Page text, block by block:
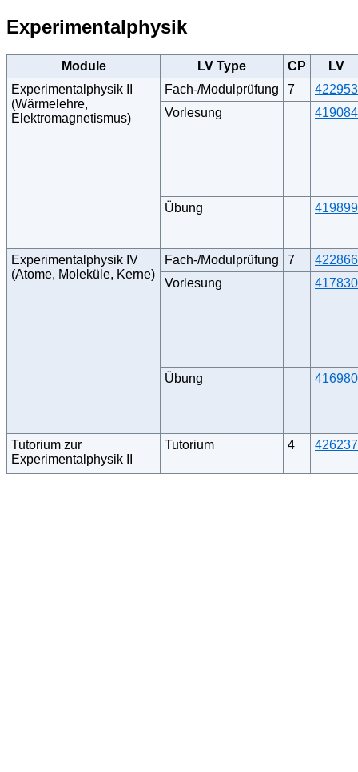
Experimentalphysik
Module LV Type CP
LV
Experimentalphysik II
(Wärmelehre,
Elektromagnetismus)
Fach-/Modulprüfung 7
422953
Vorlesung
419084
Übung 419899
Experimentalphysik IV
(Atome, Moleküle, Kerne)
Fach-/Modulprüfung 7
422866
Vorlesung
417830
Übung 416980
Tutorium zur
Experimentalphysik II
Tutorium 4 426237